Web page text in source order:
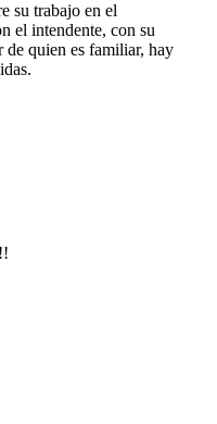
su trabajo en el
el intendente, con su
de quien es familiar, hay